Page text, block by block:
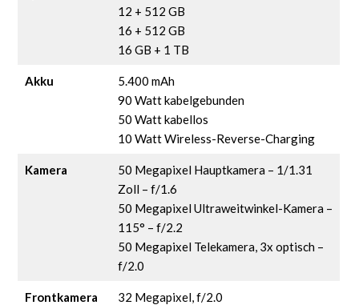
12 + 512 GB
16 + 512 GB
16 GB + 1 TB
Akku
5.400 mAh
90 Watt kabelgebunden
50 Watt kabellos
10 Watt Wireless-Reverse-Charging
Kamera
50 Megapixel Hauptkamera – 1/1.31
Zoll – f/1.6
50 Megapixel Ultraweitwinkel-Kamera –
115° – f/2.2
50 Megapixel Telekamera, 3x optisch –
f/2.0
Frontkamera 32 Megapixel, f/2.0